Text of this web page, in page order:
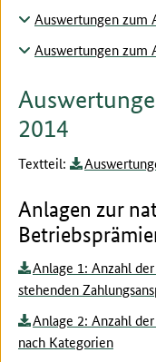
Auswertungen zum
Auswertungen zum
2014
Textteil:
Anlagen zur
Anlage 1: Anzahl
stehenden
Anlage 2: Anzahl
nach Kategorien